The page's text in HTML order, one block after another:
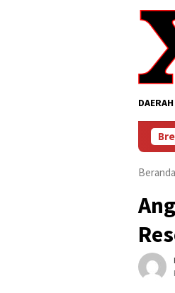
DAERAH
Nusantara, Danrem Bhaskara
Beranda